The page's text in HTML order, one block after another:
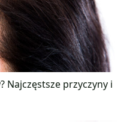
Najczęstsze przyczyny i